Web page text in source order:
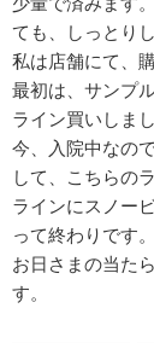
ても、しっとりし
私は店舗にて、
最初は、サンプ
ライン買いしまし
今、入院中なの
して、こちらの
ラインにスノー
って終わりです。
お日さまの当た
す。